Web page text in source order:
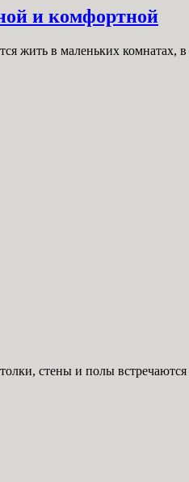
и комфортной
жить в маленьких комнатах,
стены и полы